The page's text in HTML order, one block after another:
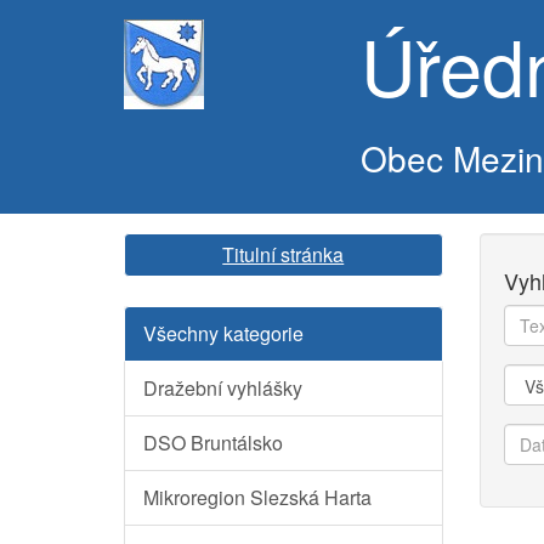
Obec
Titulní stránka
Všechny kategorie
Dražební vyhlášky
DSO Bruntálsko
Mikroregion Slezská Harta
Text
k
od